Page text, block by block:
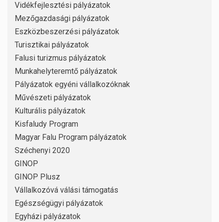
Vidékfejlesztési pályázatok
Mezőgazdasági pályázatok
Eszközbeszerzési pályázatok
Turisztikai pályázatok
Falusi turizmus pályázatok
Munkahelyteremtő pályázatok
Pályázatok egyéni vállalkozóknak
Művészeti pályázatok
Kulturális pályázatok
Kisfaludy Program
Magyar Falu Program pályázatok
Széchenyi 2020
GINOP
GINOP Plusz
Vállalkozóvá válási támogatás
Egészségügyi pályázatok
Egyházi pályázatok